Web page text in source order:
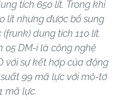
tích 650 lít. Trong khi
lít nhưng được bổ sung
dung tích 110 lít.
05 DM-i là công nghệ
với sự kết hợp của động
99 mã lực với mô-tơ
mã lực.